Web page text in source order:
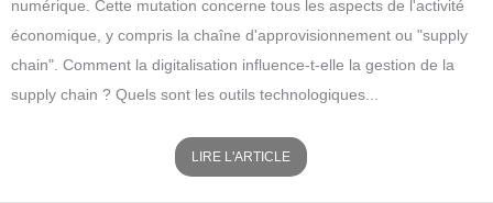
numérique. Cette mutation concerne tous les aspects de l'activité
économique, y compris la chaîne d'approvisionnement ou "supply
chain". Comment la digitalisation influence-t-elle la gestion de la
supply chain ? Quels sont les outils technologiques...
LIRE L'ARTICLE